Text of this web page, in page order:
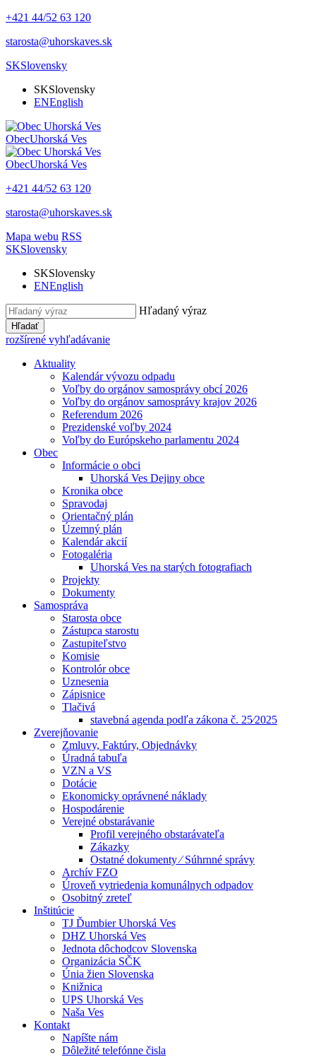
+421 44/52 63 120
starosta@uhorskaves.sk
SKSlovensky
SKSlovensky
ENEnglish
ObecUhorská Ves
ObecUhorská Ves
+421 44/52 63 120
starosta@uhorskaves.sk
Mapa webu RSS
SKSlovensky
SKSlovensky
ENEnglish
Hľadaný výraz
Hľadať
rozšírené vyhľadávanie
Aktuality
Kalendár vývozu odpadu
Voľby do orgánov samosprávy obcí 2026
Voľby do orgánov samosprávy krajov 2026
Referendum 2026
Prezidenské voľby 2024
Voľby do Európskeho parlamentu 2024
Obec
Informácie o obci
Uhorská Ves Dejiny obce
Kronika obce
Spravodaj
Orientačný plán
Územný plán
Kalendár akcií
Fotogaléria
Uhorská Ves na starých fotografiach
Projekty
Dokumenty
Samospráva
Starosta obce
Zástupca starostu
Zastupiteľstvo
Komisie
Kontrolór obce
Uznesenia
Zápisnice
Tlačivá
stavebná agenda podľa zákona č. 25⁄2025
Zverejňovanie
Zmluvy, Faktúry, Objednávky
Úradná tabuľa
VZN a VS
Dotácie
Ekonomicky oprávnené náklady
Hospodárenie
Verejné obstarávanie
Profil verejného obstarávateľa
Zákazky
Ostatné dokumenty ⁄ Súhrnné správy
Archív FZO
Úroveň vytriedenia komunálnych odpadov
Osobitný zreteľ
Inštitúcie
TJ Ďumbier Uhorská Ves
DHZ Uhorská Ves
Jednota dôchodcov Slovenska
Organizácia SČK
Únia žien Slovenska
Knižnica
UPS Uhorská Ves
Naša Ves
Kontakt
Napíšte nám
Dôležité telefónne čisla